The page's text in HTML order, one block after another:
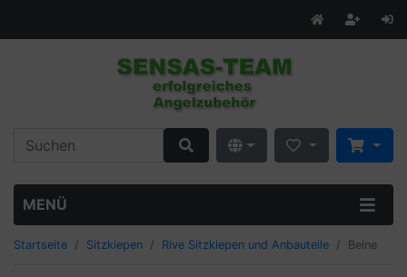
MENÜ
Startseite Sitzkiepen Rive Sitzkiepen und Anbauteile Beine